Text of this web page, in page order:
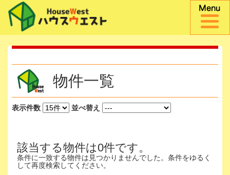
物件一覧
表示件数 並べ替え
該当する物件は0件です。
条件に一致する物件は見つかりませんでした。条件をゆるく
して再度検索してください。